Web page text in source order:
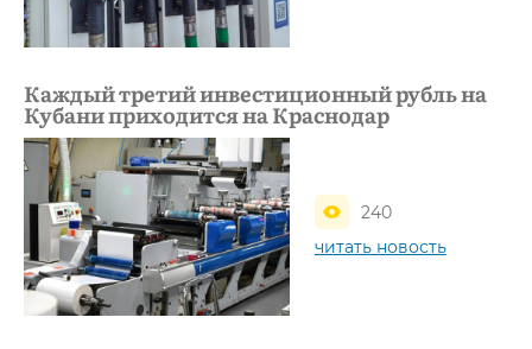
Каждый третий инвестиционный рубль на
Кубани приходится на Краснодар
240
читать новость